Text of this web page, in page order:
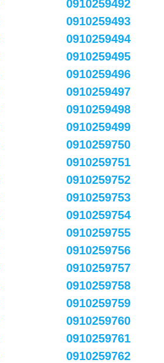
0910259492
0910259493
0910259494
0910259495
0910259496
0910259497
0910259498
0910259499
0910259750
0910259751
0910259752
0910259753
0910259754
0910259755
0910259756
0910259757
0910259758
0910259759
0910259760
0910259761
0910259762